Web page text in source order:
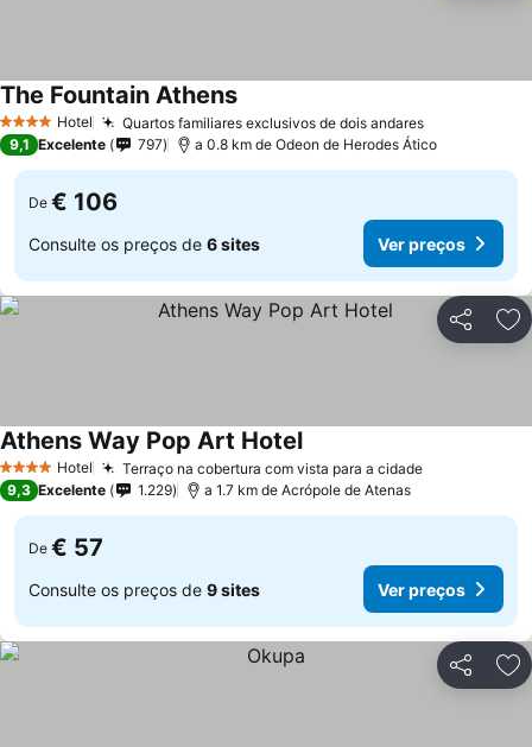
4 EstrelasHotel Quartos familiares exclusivos de dois andares
The Fountain Athens
9,1 Excelente 797 a 0.8 km de Odeon de Herodes Ático
De € 106
Consulte os preços de 6 sites Ver preços
Partilhar
4 EstrelasHotel Terraço na cobertura com vista para a cidade
Athens Way Pop Art Hotel
9,3 Excelente 1.229 a 1.7 km de Acrópole de Atenas
De € 57
Consulte os preços de 9 sites Ver preços
Partilhar